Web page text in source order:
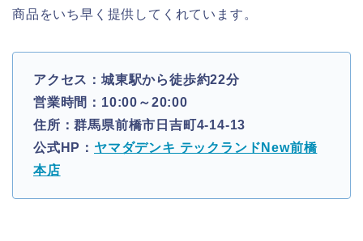
商品をいち早く提供してくれています。
アクセス：城東駅から徒歩約22分
営業時間：10:00～20:00
住所：群馬県前橋市日吉町4-14-13
公式HP： ヤマダデンキ テックランドNew前橋
本店